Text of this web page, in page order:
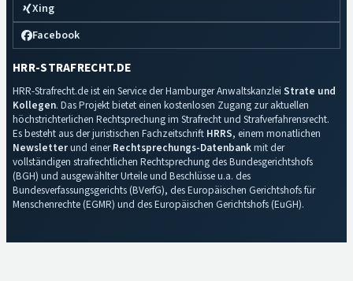
Xing
Facebook
HRR-STRAFRECHT.DE
HRR-Strafrecht.de ist ein Service der Hamburger Anwaltskanzlei Strate und
Kollegen. Das Projekt bietet einen kostenlosen Zugang zur aktuellen
höchstrichterlichen Rechtsprechung im Strafrecht und Strafverfahrensrecht.
Es besteht aus der juristischen Fachzeitschrift HRRS, einem monatlichen
Newsletterund einerRechtsprechungs-Datenbankmit der
vollständigen strafrechtlichen Rechtsprechung des Bundesgerichtshofs
(BGH) und ausgewählter Urteile und Beschlüsse u.a. des
Bundesverfassungsgerichts (BVerfG), des Europäischen Gerichtshofs für
Menschenrechte (EGMR) und des Europäischen Gerichtshofs (EuGH).